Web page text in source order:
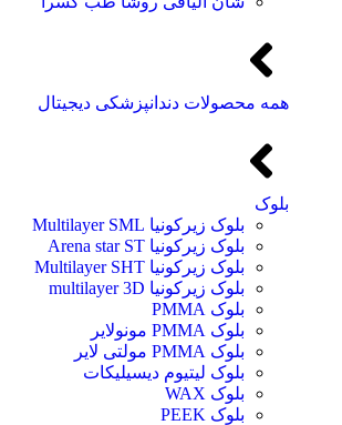
همه محصولات دندانپزشکی دیجیتال
بلوک
بلوک زیرکونیا Multilayer SML
بلوک زیرکونیا Arena star ST
بلوک زیرکونیا Multilayer SHT
بلوک زیرکونیا multilayer 3D
بلوک PMMA
بلوک PMMA مونولایر
بلوک PMMA مولتی لایر
بلوک لیتیوم دیسیلیکات
بلوک WAX
بلوک PEEK